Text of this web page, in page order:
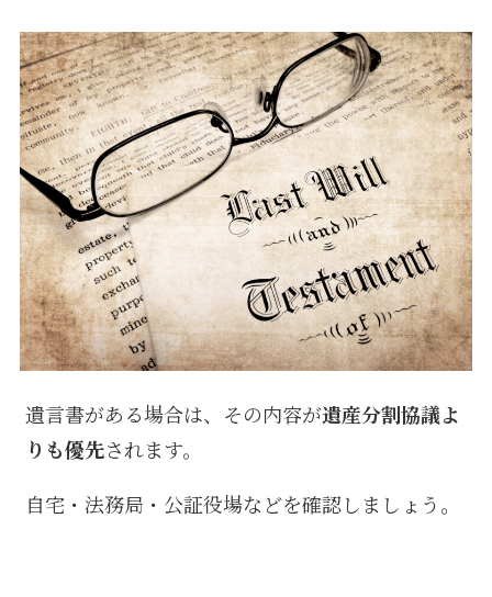
遺言書がある場合は、その内容が遺産分割協議よ
りも優先されます。
自宅・法務局・公証役場などを確認しましょう。